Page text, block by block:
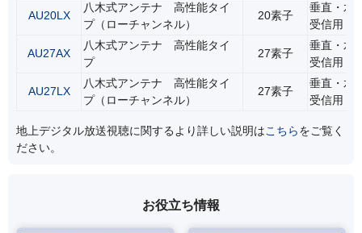
AU20LX
八木式アンテナ 高性能タイ
プ（ローチャンネル）
20素子
垂直・水
受信用
AU27AX
八木式アンテナ 高性能タイ
プ
27素子
垂直・水
受信用
AU27LX
八木式アンテナ 高性能タイ
プ（ローチャンネル）
27素子
垂直・水
受信用
地上デジタル放送視聴に関するより詳しい説明はこちらをご覧く
ださい。
お役立ち情報